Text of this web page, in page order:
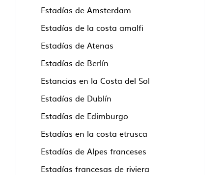
Estadías de Amsterdam
Estadías de la costa amalfi
Estadías de Atenas
Estadías de Berlín
Estancias en la Costa del Sol
Estadías de Dublín
Estadías de Edimburgo
Estadías en la costa etrusca
Estadías de Alpes franceses
Estadías francesas de riviera